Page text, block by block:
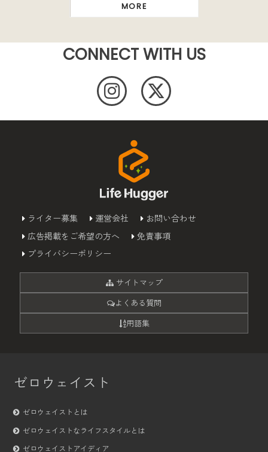
MORE
CONNECT WITH US
ライター募集 運営会社
お問い合わせ
広告掲載をご希望の方へ
免責事項
プライバシーポリシー
サイトマップ
よくある質問
用語集
ゼロウェイスト
ゼロウェイストとは
ゼロウェイストなライフスタイルとは
ゼロウェイストアイディア